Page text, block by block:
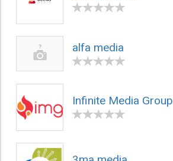
alfa media
Infinite Media Group